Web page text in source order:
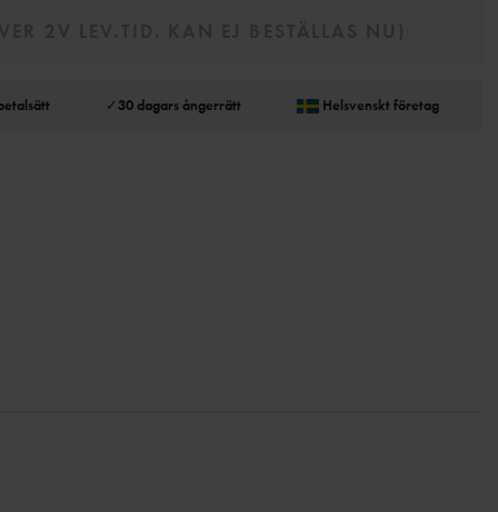
✓30 dagars ångerrätt Helsvenskt företag